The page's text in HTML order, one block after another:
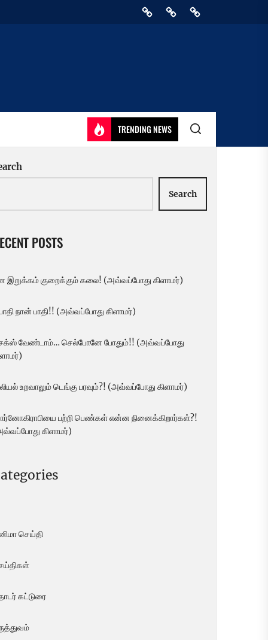
HomePrivacyAthirady
TRENDING NEWS
Search
POSTS
இறுக்கம் குறைக்கும் கலை! (அவ்வப்போது கிளாமர்)
நான் பாதி!! (அவ்வப்போது கிளாமர்)
வேண்டாம்… செல்போனே போதும்!! (அவ்வப்போது
உறவாலும் டெங்கு பரவும்?! (அவ்வப்போது கிளாமர்)
பற்றி பெண்கள் என்ன நினைக்கிறார்கள்?!
கிளாமர்)
செய்தி
கட்டுரை